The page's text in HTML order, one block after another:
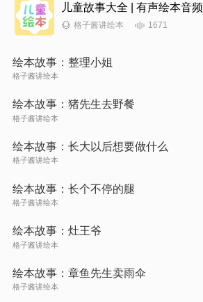
儿童故事大全 | 有声绘本音频
格子酱讲绘本 1671
绘本故事：整理小姐
格子酱讲绘本
绘本故事：猪先生去野餐
格子酱讲绘本
绘本故事：长大以后想要做什么
格子酱讲绘本
绘本故事：长个不停的腿
格子酱讲绘本
绘本故事：灶王爷
格子酱讲绘本
绘本故事：章鱼先生卖雨伞
格子酱讲绘本